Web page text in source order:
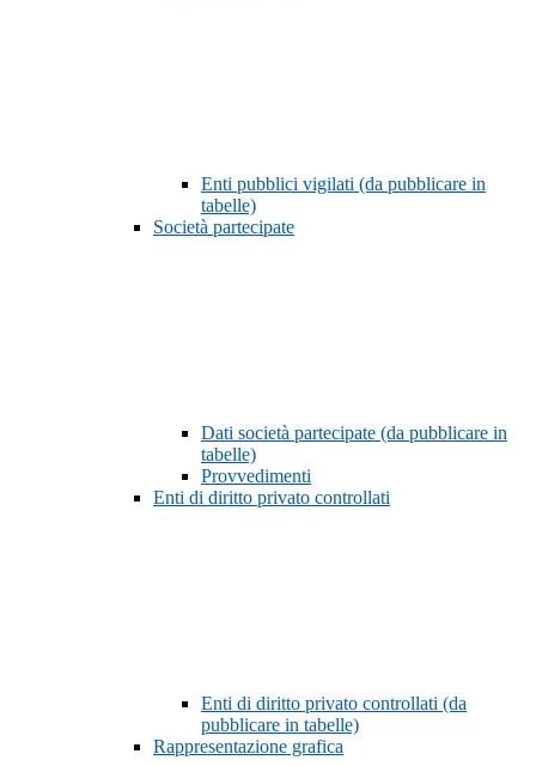
Enti pubblici vigilati (da pubblicare in
tabelle)
Società partecipate
Dati società partecipate (da pubblicare in
tabelle)
Provvedimenti
Enti di diritto privato controllati
Enti di diritto privato controllati (da
pubblicare in tabelle)
Rappresentazione grafica